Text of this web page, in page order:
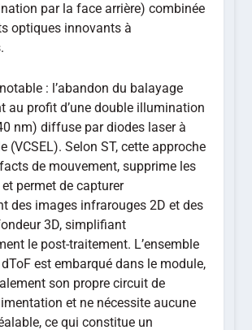
par la face arrière) combinée
optiques innovants à
: l’abandon du balayage
au profit d’une double illumination
nm) diffuse par diodes laser à
(VCSEL). Selon ST, cette approche
de mouvement, supprime les
permet de capturer
des images infrarouges 2D et des
3D, simplifiant
le post-traitement. L’ensemble
est embarqué dans le module,
son propre circuit de
et ne nécessite aucune
ce qui constitue un